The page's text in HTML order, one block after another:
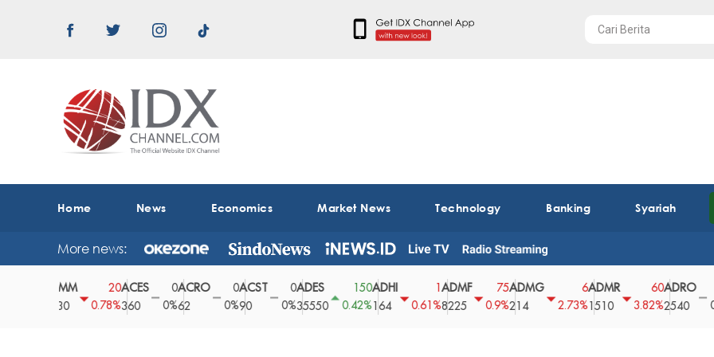
Home News Economics Market News Technology Banking Syariah
More news:
0.78%
ACES
360
0
0%
ACRO
62
0
ACST
90
0
ADES
35550
0.42%
ADHI
164
0.61%
ADMF
8225
75
0.9%
ADMG
214
2.73%
ADMR
1510
3.82%
ADRO
2540
0
0%
43